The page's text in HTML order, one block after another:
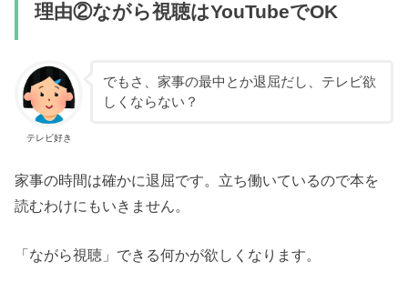
理由②ながら視聴はYouTubeでOK
テレビ好き
でもさ、家事の最中とか退屈だし、テレビ欲
しくならない？
家事の時間は確かに退屈です。立ち働いているので本を
読むわけにもいきません。
「ながら視聴」できる何かが欲しくなります。